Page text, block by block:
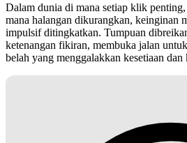
Dalam dunia di mana setiap klik
mana halangan dikurangkan, keinginan
impulsif ditingkatkan. Tumpuan
ketenangan fikiran, membuka jalan
belah yang menggalakkan kesetiaan